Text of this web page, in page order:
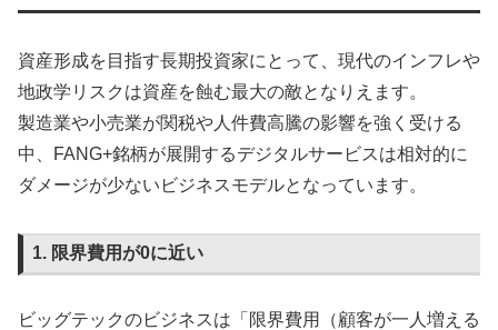
資産形成を目指す長期投資家にとって、現代のインフレや
地政学リスクは資産を蝕む最大の敵となりえます。
製造業や小売業が関税や人件費高騰の影響を強く受ける
中、FANG+銘柄が展開するデジタルサービスは相対的に
ダメージが少ないビジネスモデルとなっています。
1. 限界費用が0に近い
ビッグテックのビジネスは「限界費用（顧客が一人増える